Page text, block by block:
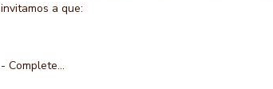
invitamos a que:
- Complete...